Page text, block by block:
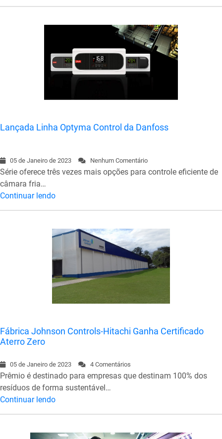
Lançada Linha Optyma Control da Danfoss
05 de Janeiro de 2023 Nenhum Comentário
Série oferece três vezes mais opções para controle eficiente de
câmara fria…
Continuar lendo
Fábrica Johnson Controls-Hitachi Ganha Certificado
Aterro Zero
05 de Janeiro de 2023 4 Comentários
Prêmio é destinado para empresas que destinam 100% dos
resíduos de forma sustentável…
Continuar lendo